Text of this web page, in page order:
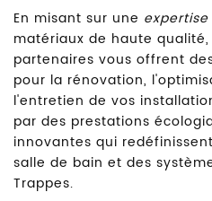
En misant sur une
matériaux de haute qualité,
partenaires vous offrent
pour la rénovation,
l'entretien de vos
par des prestations
innovantes qui
salle de bain et des
Trappes.